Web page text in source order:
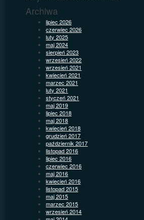
Archiwa
lipiec 2026
czerwiec 2026
luty 2025
maj 2024
sierpień 2023
wrzesień 2022
wrzesień 2021
kwiecień 2021
marzec 2021
luty 2021
styczeń 2021
maj 2019
lipiec 2018
maj 2018
kwiecień 2018
grudzień 2017
październik 2017
listopad 2016
lipiec 2016
czerwiec 2016
maj 2016
kwiecień 2016
listopad 2015
maj 2015
marzec 2015
wrzesień 2014